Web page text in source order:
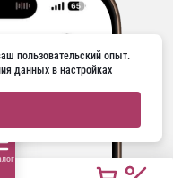
пользовательский опыт.
данных в настройках